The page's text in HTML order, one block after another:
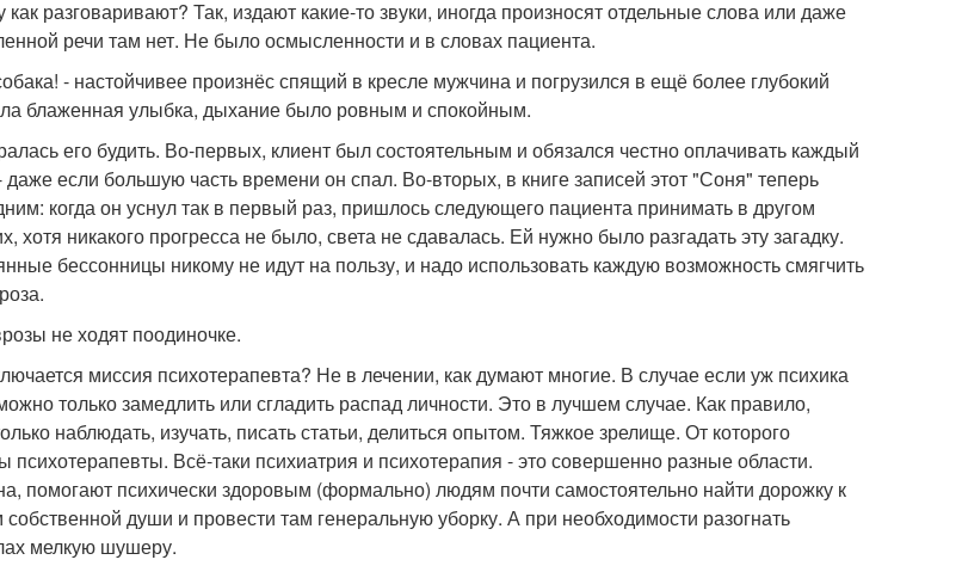
разговаривают? Так, издают какие-то звуки, иногда произносят отдельные слова или даже
речи там нет. Не было осмысленности и в словах пациента.
- настойчивее произнёс спящий в кресле мужчина и погрузился в ещё более глубокий
блаженная улыбка, дыхание было ровным и спокойным.
его будить. Во-первых, клиент был состоятельным и обязался честно оплачивать каждый
даже если большую часть времени он спал. Во-вторых, в книге записей этот "Соня" теперь
когда он уснул так в первый раз, пришлось следующего пациента принимать в другом
хотя никакого прогресса не было, света не сдавалась. Ей нужно было разгадать эту загадку.
бессонницы никому не идут на пользу, и надо использовать каждую возможность смягчить
не ходят поодиночке.
миссия психотерапевта? Не в лечении, как думают многие. В случае если уж психика
только замедлить или сгладить распад личности. Это в лучшем случае. Как правило,
наблюдать, изучать, писать статьи, делиться опытом. Тяжкое зрелище. От которого
психотерапевты. Всё-таки психиатрия и психотерапия - это совершенно разные области.
помогают психически здоровым (формально) людям почти самостоятельно найти дорожку к
души и провести там генеральную уборку. А при необходимости разогнать
мелкую шушеру.